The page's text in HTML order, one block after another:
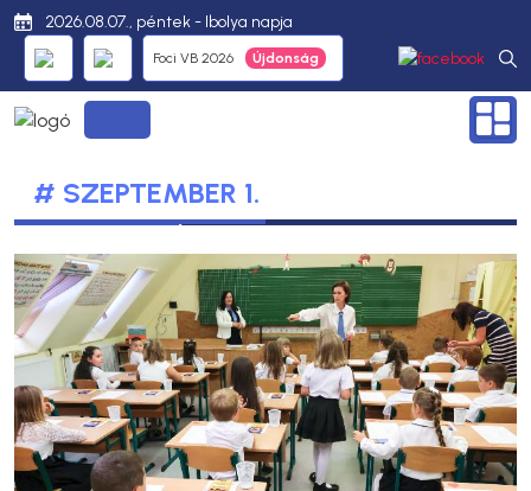
2026.08.07., péntek - Ibolya napja
Foci VB 2026
# SZEPTEMBER 1.